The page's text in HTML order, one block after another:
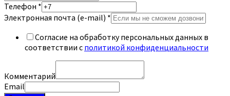
Телефон *
Электронная почта (e-mail) *
Согласие на обработку персональных данных в
соответствии с политикой конфиденциальности
Комментарий
Email